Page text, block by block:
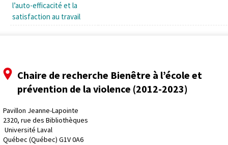
l’auto-efficacité et la
satisfaction au travail
Chaire de recherche Bienêtre à l’école et
prévention de la violence (2012-2023)
Pavillon Jeanne-Lapointe
2320, rue des Bibliothèques
Université Laval
Québec (Québec) G1V 0A6